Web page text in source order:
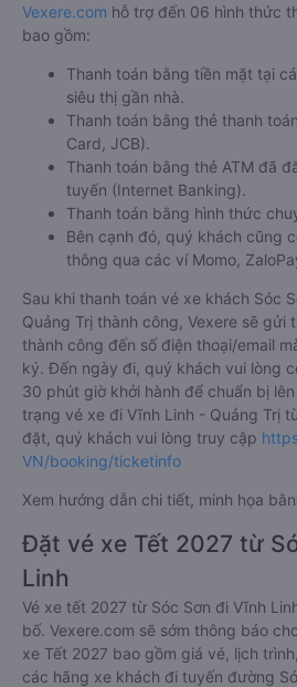
Vexere.com hỗ trợ đến 06 hình thức
bao gồm:
Thanh toán bằng tiền mặt tại
siêu thị gần nhà.
Thanh toán bằng thẻ thanh
Card, JCB).
Thanh toán bằng thẻ ATM đã
tuyến (Internet Banking).
Thanh toán bằng hình thức
Bên cạnh đó, quý khách cũng
thông qua các ví Momo,
Sau khi thanh toán vé xe khách Sóc
Quảng Trị thành công, Vexere sẽ gửi
thành công đến số điện thoại/email
ký. Đến ngày đi, quý khách vui lòng
30 phút giờ khởi hành để chuẩn bị
trạng vé xe đi Vĩnh Linh - Quảng Trị
đặt, quý khách vui lòng truy cập
VN/booking/ticketinfo
Xem hướng dẫn chi tiết, minh họa
Đặt vé xe Tết 2027 từ
Linh
Vé xe tết 2027 từ Sóc Sơn đi Vĩnh
bố. Vexere.com sẽ sớm thông báo
xe Tết 2027 bao gồm giá vé, lịch
các hãng xe khách đi tuyến đường